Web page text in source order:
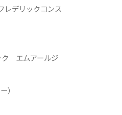
レデリックコンス
ク エムアールジ
）